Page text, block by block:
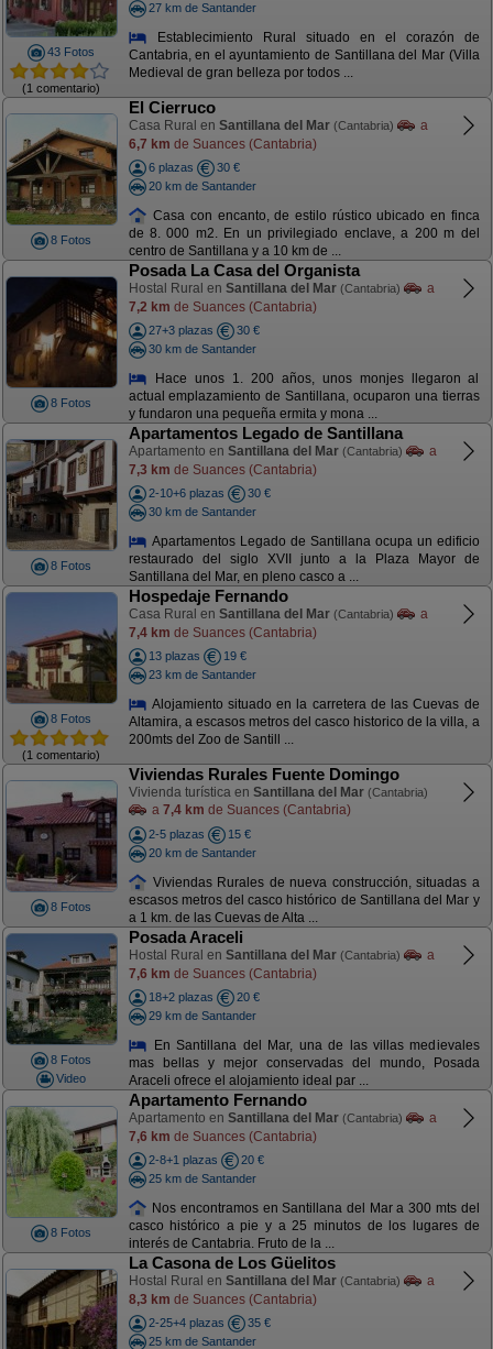
43 Fotos
(1 comentario)
27 km de Santander
Establecimiento Rural situado en el corazón de
Cantabria, en el ayuntamiento de Santillana del Mar (Villa
Medieval de gran belleza por todos ...
8 Fotos
El Cierruco
Casa Rural en Santillana del Mar (Cantabria)
a
6,7 km de Suances (Cantabria)
6 plazas
30 €
20 km de Santander
Casa con encanto, de estilo rústico ubicado en finca
de 8. 000 m2. En un privilegiado enclave, a 200 m del
centro de Santillana y a 10 km de ...
8 Fotos
Posada La Casa del Organista
Hostal Rural en Santillana del Mar (Cantabria)
a
7,2 km de Suances (Cantabria)
27+3 plazas
30 €
30 km de Santander
Hace unos 1. 200 años, unos monjes llegaron al
actual emplazamiento de Santillana, ocuparon una tierras
y fundaron una pequeña ermita y mona ...
8 Fotos
Apartamentos Legado de Santillana
Apartamento en Santillana del Mar (Cantabria)
a
7,3 km de Suances (Cantabria)
2-10+6 plazas
30 €
30 km de Santander
Apartamentos Legado de Santillana ocupa un edificio
restaurado del siglo XVII junto a la Plaza Mayor de
Santillana del Mar, en pleno casco a ...
8 Fotos
(1 comentario)
Hospedaje Fernando
Casa Rural en Santillana del Mar (Cantabria)
a
7,4 km de Suances (Cantabria)
13 plazas
19 €
23 km de Santander
Alojamiento situado en la carretera de las Cuevas de
Altamira, a escasos metros del casco historico de la villa, a
200mts del Zoo de Santill ...
8 Fotos
Viviendas Rurales Fuente Domingo
Vivienda turística en Santillana del Mar (Cantabria)
a 7,4 km de Suances (Cantabria)
2-5 plazas
15 €
20 km de Santander
Viviendas Rurales de nueva construcción, situadas a
escasos metros del casco histórico de Santillana del Mar y
a 1 km. de las Cuevas de Alta ...
8 Fotos
Video
Posada Araceli
Hostal Rural en Santillana del Mar (Cantabria)
a
7,6 km de Suances (Cantabria)
18+2 plazas
20 €
29 km de Santander
En Santillana del Mar, una de las villas medievales
mas bellas y mejor conservadas del mundo, Posada
Araceli ofrece el alojamiento ideal par ...
8 Fotos
Apartamento Fernando
Apartamento en Santillana del Mar (Cantabria)
a
7,6 km de Suances (Cantabria)
2-8+1 plazas
20 €
25 km de Santander
Nos encontramos en Santillana del Mar a 300 mts del
casco histórico a pie y a 25 minutos de los lugares de
interés de Cantabria. Fruto de la ...
La Casona de Los Güelitos
Hostal Rural en Santillana del Mar (Cantabria)
a
8,3 km de Suances (Cantabria)
2-25+4 plazas
35 €
25 km de Santander